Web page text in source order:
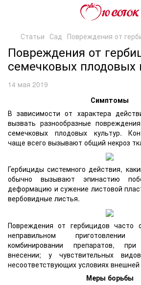
Статьи Сад Повреждения от
Повреждения от
семечковых плодовых
14 мая 2019
Симптомы
В зависимости от характера
вызвать разнообразные
семечковых плодовых культур.
чаще всего вызывают общий некроз
Гербициды системного действия,
обычно вызывают эпинастию
деформацию и сужение листовой
вербовидные листья.
Повреждения от гербицидов часто
неправильном
комбинировании препаратов,
внесении; у чувствительных
несоответствующих условиях
Меры борьбы